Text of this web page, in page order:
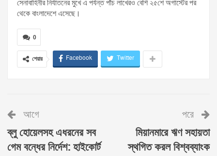
সেনাবাহিনীর নির্যাতনের মুখে এ পর্যন্ত পাঁচ লাখেরও বেশি ২৫শে অগাস্টের পর
থেকে বাংলাদেশে এসেছে।
0
শেয়ার Facebook Twitter
আগে
ব্লু হোয়েলসহ এধরনের সব
গেম বন্ধের নির্দেশ: হাইকোর্ট
পরে
মিয়ানমারে ঋণ সহায়তা
স্থগিত করল বিশ্বব্যাংক